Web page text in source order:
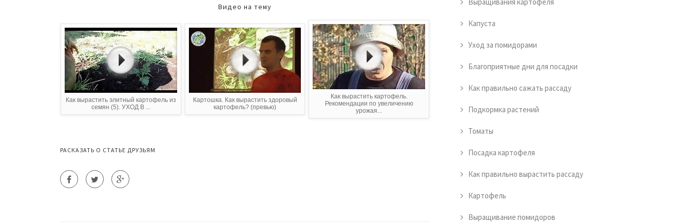
Видео на тему
Как вырастить элитный картофель из
семян (5). УХОД В ...
Картошка. Как вырастить здоровый
картофель? (превью)
Как вырастить картофель.
Рекомендации по увеличению
урожая...
РАСКАЗАТЬ О СТАТЬЕ ДРУЗЬЯМ
Капуста
Уход за помидорами
Благоприятные дни для посадки
Как правильно сажать рассаду
Подкормка растений
Томаты
Посадка картофеля
Как правильно вырастить рассаду
Картофель
Выращивание помидоров